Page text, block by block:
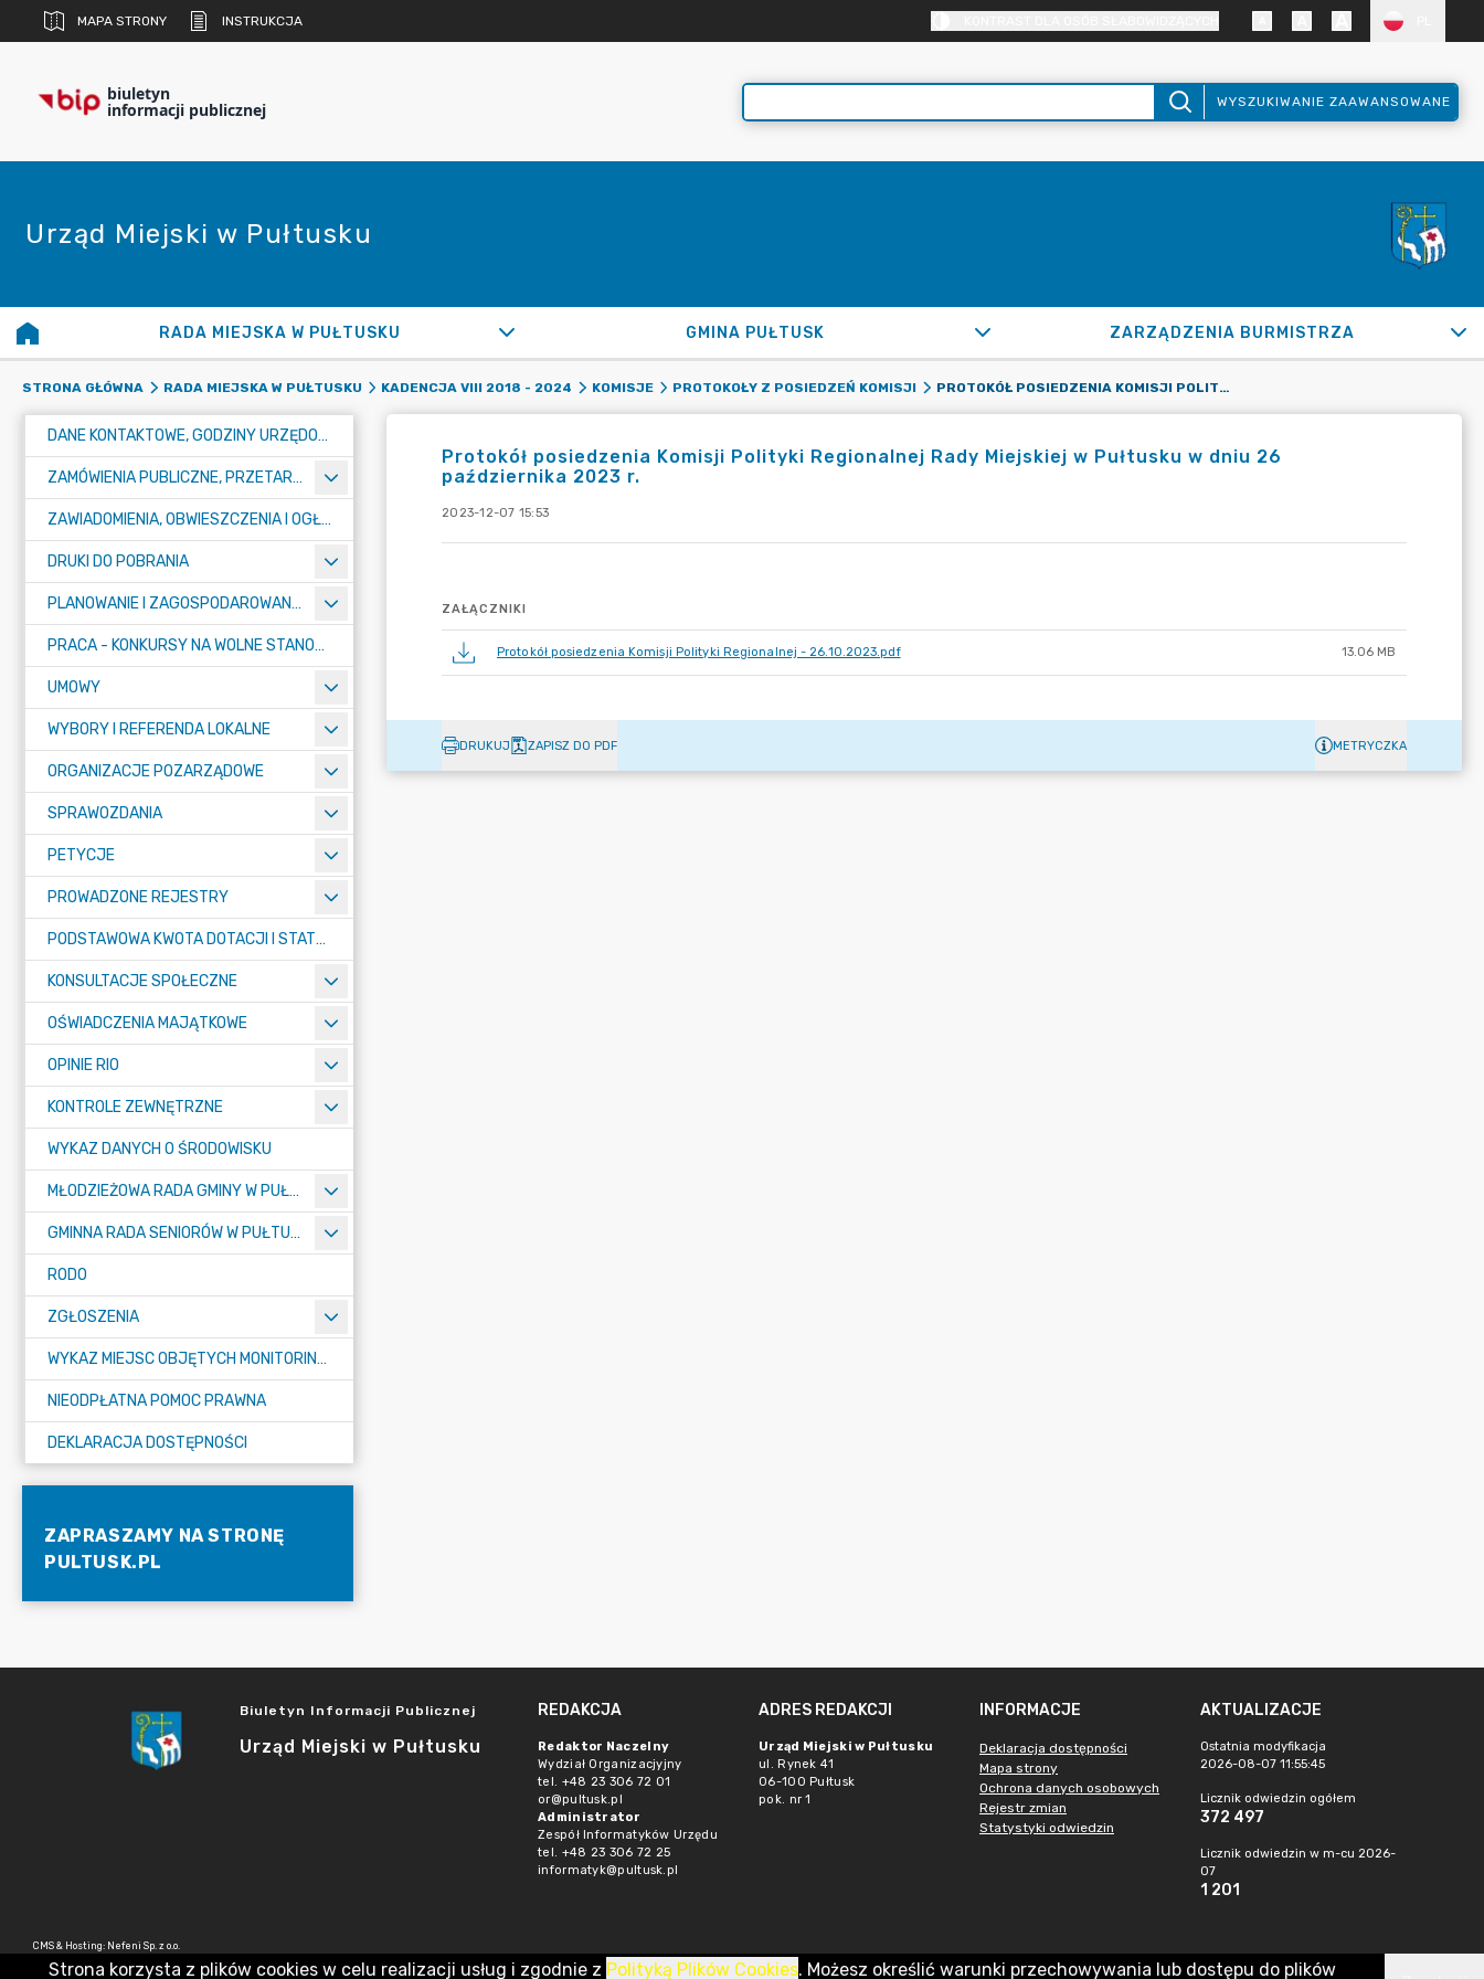
MAPA STRONY INSTRUKCJA
biuletyn
informacji publicznej WYSZUKIWANIE ZAAWANSOWANE
Urząd Miejski w Pułtusku
RADA MIEJSKA W PUŁTUSKU GMINA PUŁTUSK ZARZĄDZENIA BURMISTRZA
STRONA GŁÓWNA RADA MIEJSKA W PUŁTUSKU KADENCJA VIII 2018 - 2024 KOMISJE PROTOKOŁY Z POSIEDZEŃ KOMISJI PROTOKÓŁ POSIEDZENIA KOMISJI POLITYKI REGIONALNEJ RADY MIEJSKIEJ W PUŁTUSKU W DNIU 26 PAŹDZIERNIKA 2023 R.
DANE KONTAKTOWE, GODZINY URZĘDOWANIA I NUMER KONTA BANKOWEGO
ZAMÓWIENIA PUBLICZNE, PRZETARGI, KONKURSY
ZAWIADOMIENIA, OBWIESZCZENIA I OGŁOSZENIA
DRUKI DO POBRANIA
PLANOWANIE I ZAGOSPODAROWANIE PRZESTRZENNE
PRACA - KONKURSY NA WOLNE STANOWISKA
UMOWY
WYBORY I REFERENDA LOKALNE
ORGANIZACJE POZARZĄDOWE
SPRAWOZDANIA
PETYCJE
PROWADZONE REJESTRY
PODSTAWOWA KWOTA DOTACJI I STATYSTYCZNA LICZBA UCZNIÓW
KONSULTACJE SPOŁECZNE
OŚWIADCZENIA MAJĄTKOWE
OPINIE RIO
KONTROLE ZEWNĘTRZNE
WYKAZ DANYCH O ŚRODOWISKU
MŁODZIEŻOWA RADA GMINY W PUŁTUSKU
GMINNA RADA SENIORÓW W PUŁTUSKU
RODO
ZGŁOSZENIA
WYKAZ MIEJSC OBJĘTYCH MONITORINGIEM
NIEODPŁATNA POMOC PRAWNA
DEKLARACJA DOSTĘPNOŚCI
ZAPRASZAMY NA STRONĘ
PULTUSK.PL
Protokół posiedzenia Komisji Polityki Regionalnej Rady Miejskiej w Pułtusku w dniu 26
października 2023 r.
2023-12-07 15:53
ZAŁĄCZNIKI
Protokół posiedzenia Komisji Polityki Regionalnej - 26.10.2023.pdf 13.06 MB
DRUKUJ ZAPISZ DO PDF METRYCZKA
Biuletyn Informacji Publicznej
Urząd Miejski w Pułtusku
REDAKCJA
Redaktor Naczelny
Wydział Organizacjyjny
tel. +48 23 306 72 01
or@pultusk.pl
Administrator
Zespół Informatyków Urzędu
tel. +48 23 306 72 25
informatyk@pultusk.pl
ADRES REDAKCJI
Urząd Miejski w Pułtusku
ul. Rynek 41
06-100 Pułtusk
pok. nr 1
INFORMACJE
Deklaracja dostępności
Mapa strony
Ochrona danych osobowych
Rejestr zmian
Statystyki odwiedzin
AKTUALIZACJE
Ostatnia modyfikacja
2026-08-07 11:55:45
Licznik odwiedzin ogółem
372 497
Licznik odwiedzin w m-cu 2026-
07
1 201
CMS & Hosting: Nefeni Sp. z o.o.
Strona korzysta z plików cookies w celu realizacji usług i zgodnie z Polityką Plików Cookies. Możesz określić warunki przechowywania lub dostępu do plików